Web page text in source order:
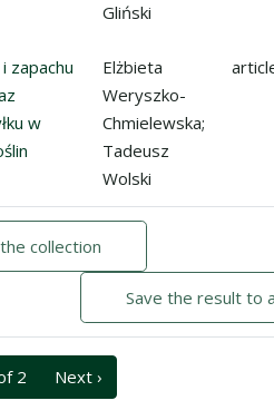
Gliński
kwiatów oraz nektaru i
zapachu
w
Elżbieta
Weryszko-
Chmielewska;
Tadeusz
Wolski
collection
Save the result to
2 Next ›